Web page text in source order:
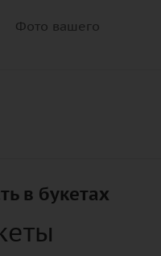
Фото вашего
в букетах